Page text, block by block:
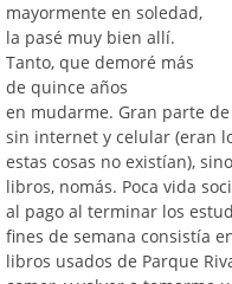
mayormente en soledad,
la pasé muy bien allí.
Tanto, que demoré más
de quince años
en mudarme. Gran parte
sin internet y celular (eran
estas cosas no existían),
libros, nomás. Poca vida
al pago al terminar los
fines de semana consistía
libros usados de Parque